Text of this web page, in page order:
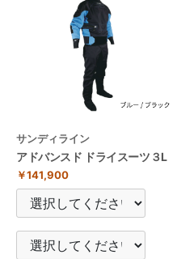
サンディライン
アドバンスド ドライスーツ３L
￥141,900